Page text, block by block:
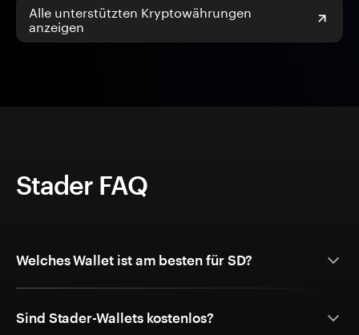
Alle unterstützten Kryptowährungen
anzeigen
Stader FAQ
Welches Wallet ist am besten für SD?
Sind Stader-Wallets kostenlos?